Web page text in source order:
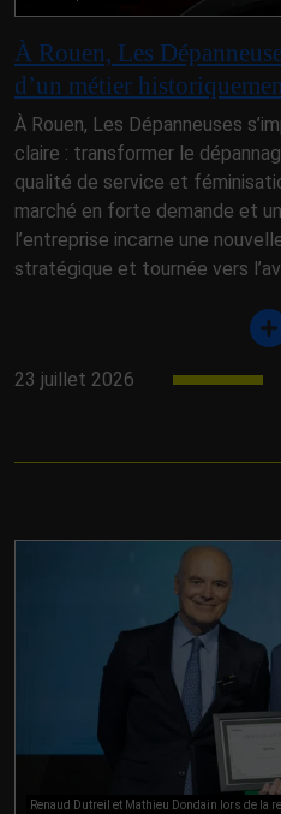
À Rouen, Les
d’un métier
À Rouen, Les Dépanneuses
claire : transformer le
qualité de service et
marché en forte demande et
l’entreprise incarne une
stratégique et tournée vers
23 juillet 2026
Renaud Dutreil et Mathieu Dondain lors de la